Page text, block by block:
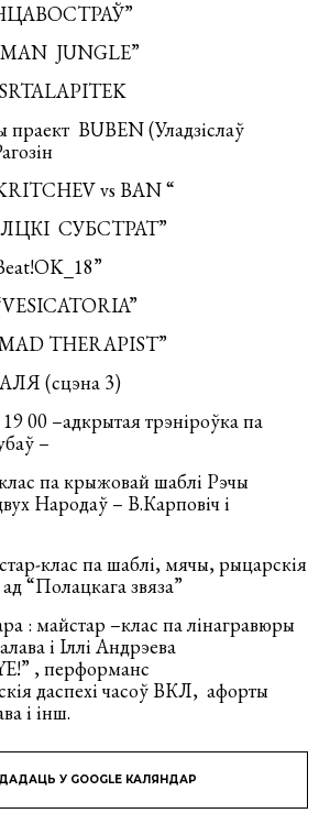
JUNGLE”
праект BUBEN (Уладзіслаў
vs BAN “
СУБСТРАТ”
THERAPIST”
(сцэна 3)
–адкрытая трэніроўка па
–
па крыжовай шаблі Рэчы
Народаў – В.Карповіч і
клас па шаблі, мячы, рыцарскія
“Полацкага звяза”
: майстар –клас па лінагравюры
і Іллі Андрэева
, перформанс
даспехі часоў ВКЛ, афорты
і інш.
ДАДАЦЬ У GOOGLE КАЛЯНДАР